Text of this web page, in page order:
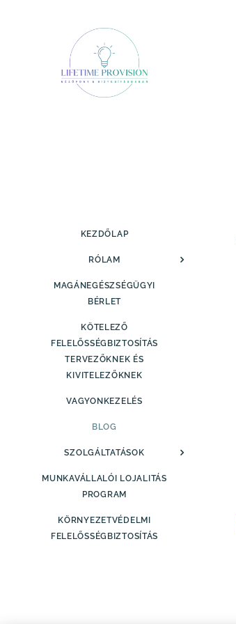
KEZDŐLAP
RÓLAM
MAGÁNEGÉSZSÉGÜGYI
BÉRLET
KÖTELEZŐ
FELELŐSSÉGBIZTOSÍTÁS
TERVEZŐKNEK ÉS
KIVITELEZŐKNEK
VAGYONKEZELÉS
BLOG
SZOLGÁLTATÁSOK
MUNKAVÁLLALÓI LOJALITÁS
PROGRAM
KÖRNYEZETVÉDELMI
FELELŐSSÉGBIZTOSÍTÁS